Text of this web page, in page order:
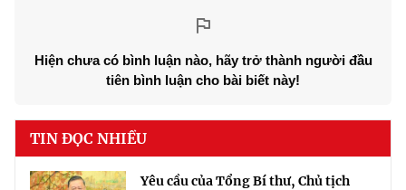
Hiện chưa có bình luận nào, hãy trở thành người đầu
tiên bình luận cho bài biết này!
TIN ĐỌC NHIỀU
Yêu cầu của Tổng Bí thư, Chủ tịch